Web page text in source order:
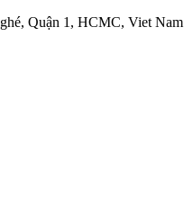
Quận 1, HCMC, Viet Nam